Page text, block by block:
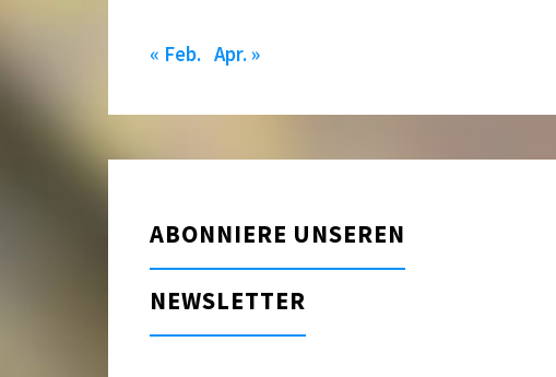
« Feb. Apr. »
ABONNIERE UNSEREN
NEWSLETTER